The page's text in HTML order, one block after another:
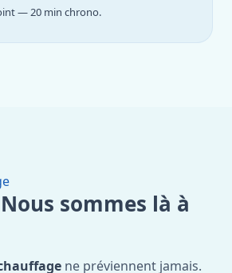
— 20 min chrono.
sommes là à
ne préviennent jamais.